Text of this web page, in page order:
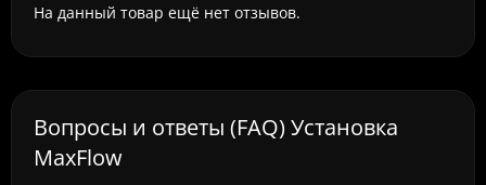
На данный товар ещё нет отзывов.
Вопросы и ответы (FAQ) Установка
MaxFlow